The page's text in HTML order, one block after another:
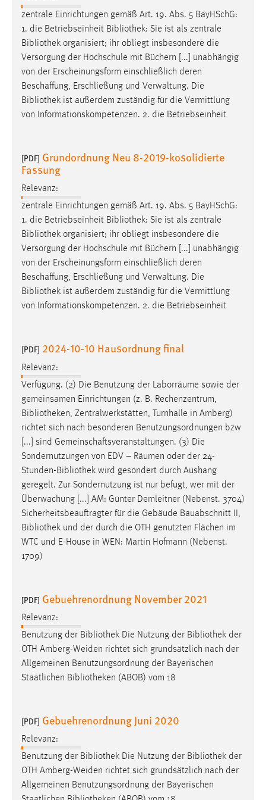
zentrale Einrichtungen gemäß Art. 19. Abs. 5 BayHSchG:
1. die Betriebseinheit Bibliothek: Sie ist als zentrale
Bibliothek organisiert; ihr obliegt insbesondere die
Versorgung der Hochschule mit Büchern [...] unabhängig
von der Erscheinungsform einschließlich deren
Beschaffung, Erschließung und Verwaltung. Die
Bibliothek ist außerdem zuständig für die Vermittlung
von Informationskompetenzen. 2. die Betriebseinheit
[PDF] Grundordnung Neu 8-2019-kosolidierte
Fassung
Relevanz:
zentrale Einrichtungen gemäß Art. 19. Abs. 5 BayHSchG:
1. die Betriebseinheit Bibliothek: Sie ist als zentrale
Bibliothek organisiert; ihr obliegt insbesondere die
Versorgung der Hochschule mit Büchern [...] unabhängig
von der Erscheinungsform einschließlich deren
Beschaffung, Erschließung und Verwaltung. Die
Bibliothek ist außerdem zuständig für die Vermittlung
von Informationskompetenzen. 2. die Betriebseinheit
[PDF] 2024-10-10 Hausordnung final
Relevanz:
Verfügung. (2) Die Benutzung der Laborräume sowie der
gemeinsamen Einrichtungen (z. B. Rechenzentrum,
Bibliotheken, Zentralwerkstätten, Turnhalle in Amberg)
richtet sich nach besonderen Benutzungsordnungen bzw
[...] sind Gemeinschaftsveranstaltungen. (3) Die
Sondernutzungen von EDV – Räumen oder der 24-
Stunden-Bibliothek wird gesondert durch Aushang
geregelt. Zur Sondernutzung ist nur befugt, wer mit der
Überwachung [...] AM: Günter Demleitner (Nebenst. 3704)
Sicherheitsbeauftragter für die Gebäude Bauabschnitt II,
Bibliothek und der durch die OTH genutzten Flächen im
WTC und E-House in WEN: Martin Hofmann (Nebenst.
1709)
[PDF] Gebuehrenordnung November 2021
Relevanz:
Benutzung der Bibliothek Die Nutzung der Bibliothek der
OTH Amberg-Weiden richtet sich grundsätzlich nach der
Allgemeinen Benutzungsordnung der Bayerischen
Staatlichen Bibliotheken (ABOB) vom 18
[PDF] Gebuehrenordnung Juni 2020
Relevanz:
Benutzung der Bibliothek Die Nutzung der Bibliothek der
OTH Amberg-Weiden richtet sich grundsätzlich nach der
Allgemeinen Benutzungsordnung der Bayerischen
1 Jahr
Performance
Name:
staticfilecache
Zweck:
Für performante Seitenauslieferung wird in diesem Cookie
Sprachpräferenz
Name:
site-language-preference
Zweck:
Das Cookie speichert die gewählte Sprache der Website.
Cookie Laufzeit:
Chat
chat-frame-style-5e9dbeb1811c0446
Wird benötigt um die Chatfunktion nutzen zu können.
Cookie Laufzeit:
MibewSessionID, mibew-chat-frame-style-
5e9dbeb1811c0446 = Sitzungslaufzeit, mibew_locale = 3
Login
Name:
Zweck:
24 Stunden
STATISTIK
Statistik Cookies erfassen Informationen anonym.
Diese Informationen helfen uns zu verstehen, wie
Matomo
Name:
Zweck: